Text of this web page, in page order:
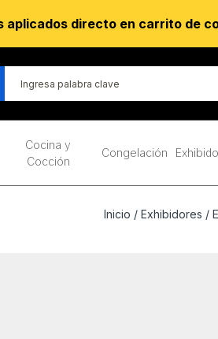
Cocina y
Cocción
Congelación
Inicio / Exhibidores /
aplicados directo en carrito de